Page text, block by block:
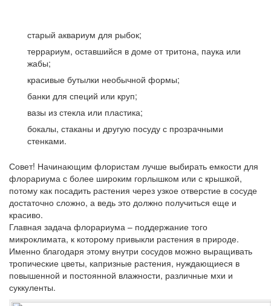
старый аквариум для рыбок;
террариум, оставшийся в доме от тритона, паука или
жабы;
красивые бутылки необычной формы;
банки для специй или круп;
вазы из стекла или пластика;
бокалы, стаканы и другую посуду с прозрачными
стенками.
Совет! Начинающим флористам лучше выбирать емкости для
флорариума с более широким горлышком или с крышкой,
потому как посадить растения через узкое отверстие в сосуде
достаточно сложно, а ведь это должно получиться еще и
красиво.
Главная задача флорариума – поддержание того
микроклимата, к которому привыкли растения в природе.
Именно благодаря этому внутри сосудов можно выращивать
тропические цветы, капризные растения, нуждающиеся в
повышенной и постоянной влажности, различные мхи и
суккуленты.